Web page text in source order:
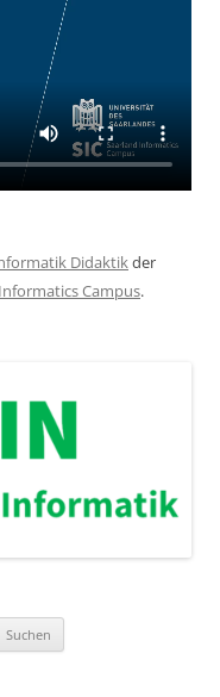
Didaktikder
Campus.